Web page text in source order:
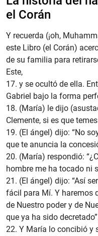
el Corán
Y recuerda (¡oh,
este Libro (el Corán)
de su familia para
Este,
17. y se ocultó de ella.
Gabriel bajo la forma
18. (María) le dijo
Clemente, si es que
19. (El ángel) dijo: “No
que te anuncia la
20. (María) respondió:
hombre me ha tocado ni
21. (El ángel) dijo: “Así
fácil para Mí. Y haremos
de Nuestro poder y de
que ya ha sido
22. Y María lo concibió y